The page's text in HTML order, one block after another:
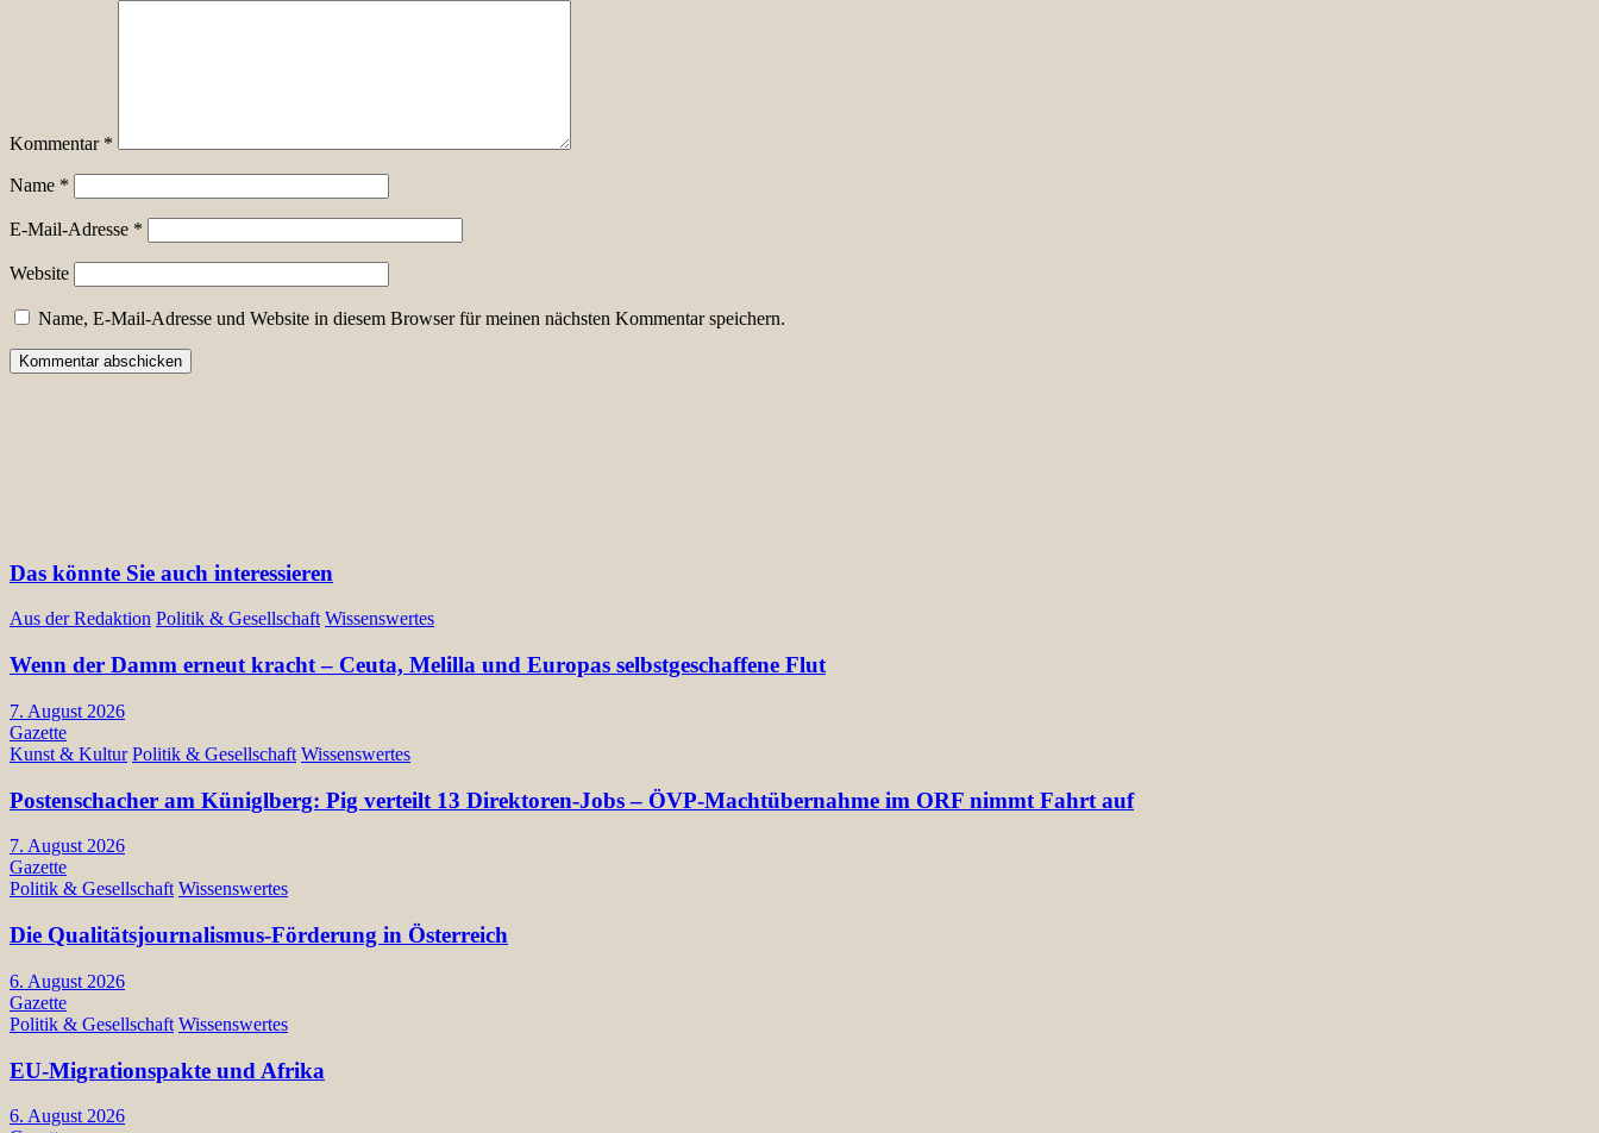
Kommentar *
Name *
E-Mail-Adresse *
Website
Name, E-Mail-Adresse und Website in diesem Browser für meinen nächsten Kommentar speichern.
Das könnte Sie auch interessieren
Aus der Redaktion Politik & Gesellschaft Wissenswertes
Wenn der Damm erneut kracht – Ceuta, Melilla und Europas selbstgeschaffene Flut
7. August 2026
Gazette
Kunst & Kultur Politik & Gesellschaft Wissenswertes
Postenschacher am Küniglberg: Pig verteilt 13 Direktoren-Jobs – ÖVP-Machtübernahme im ORF nimmt Fahrt auf
7. August 2026
Gazette
Politik & Gesellschaft Wissenswertes
Die Qualitätsjournalismus-Förderung in Österreich
6. August 2026
Gazette
Politik & Gesellschaft Wissenswertes
EU-Migrationspakte und Afrika
6. August 2026